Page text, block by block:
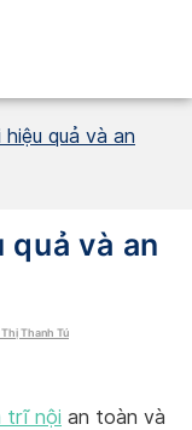
quả và an
và an
Thanh Tú
trĩ nội an toàn và